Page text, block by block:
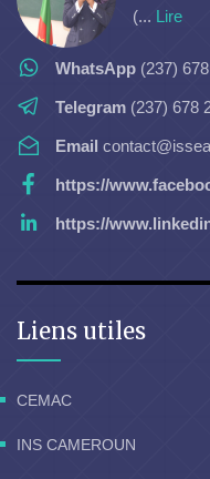
(... Lire
WhatsApp (237)
Telegram (237) 678
Email
https://
https://
Liens utiles
CEMAC
INS CAMEROUN